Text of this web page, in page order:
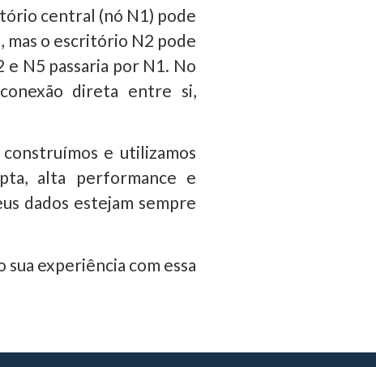
central (nó N1) pode
mas o escritório N2 pode
N5 passaria por N1. No
direta entre si,
e utilizamos
alta performance e
dados estejam sempre
sua experiência com essa